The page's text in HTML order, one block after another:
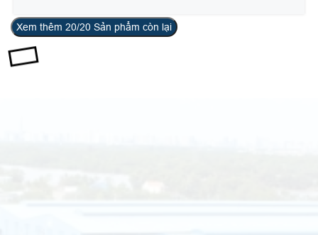
Xem thêm 20/20 Sản phẩm còn lại